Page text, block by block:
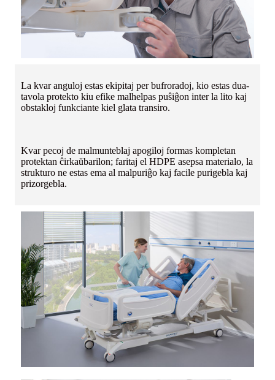
La kvar anguloj estas ekipitaj per bufroradoj, kio estas dua-
tavola protekto kiu efike malhelpas puŝiĝon inter la lito kaj
obstakloj funkciante kiel glata transiro.
Kvar pecoj de malmunteblaj apogiloj formas kompletan
protektan ĉirkaŭbarilon; faritaj el HDPE asepsa materialo, la
strukturo ne estas ema al malpuriĝo kaj facile purigebla kaj
prizorgebla.